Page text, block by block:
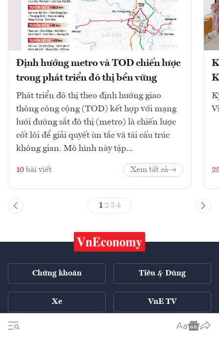
Định hướng metro và TOD chiến lược
trong phát triển đô thị bền vững
Phát triển đô thị theo định hướng giao
thông công cộng (TOD) kết hợp với mạng
lưới đường sắt đô thị (metro) là chiến lược
cốt lõi để giải quyết ùn tắc và tái cấu trúc
không gian. Mô hình này tập...
10 bài viết Xem tất cả
1 23 4
Chứng khoán Tiêu & Dùng
Xe VnE TV
English ++